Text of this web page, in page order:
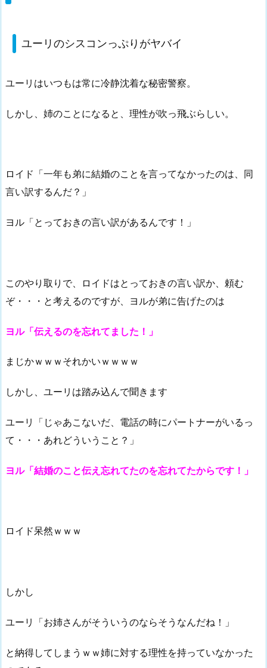
ユーリのシスコンっぷりがヤバイ
ユーリはいつもは常に冷静沈着な秘密警察。
しかし、姉のことになると、理性が吹っ飛ぶらしい。
ロイド「一年も弟に結婚のことを言ってなかったのは、同
言い訳するんだ？」
ヨル「とっておきの言い訳があるんです！」
このやり取りで、ロイドはとっておきの言い訳か、頼む
ぞ・・・と考えるのですが、ヨルが弟に告げたのは
ヨル「伝えるのを忘れてました！」
まじかｗｗｗそれかいｗｗｗｗ
しかし、ユーリは踏み込んで聞きます
ユーリ「じゃあこないだ、電話の時にパートナーがいるっ
て・・・あれどういうこと？」
ヨル「結婚のこと伝え忘れてたのを忘れてたからです！」
ロイド呆然ｗｗｗ
しかし
ユーリ「お姉さんがそういうのならそうなんだね！」
と納得してしまうｗｗ姉に対する理性を持っていなかった